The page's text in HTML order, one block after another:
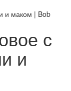
и маком | Bob
с
и